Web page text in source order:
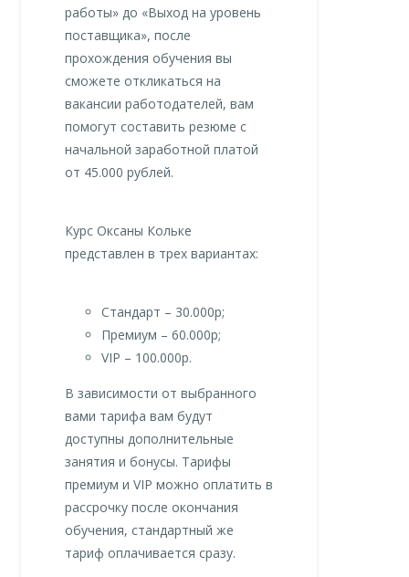
работы» до «Выход на уровень
поставщика», после
прохождения обучения вы
сможете откликаться на
вакансии работодателей, вам
помогут составить резюме с
начальной заработной платой
от 45.000 рублей.
Курс Оксаны Кольке
представлен в трех вариантах:
Стандарт – 30.000р;
Премиум – 60.000р;
VIP – 100.000р.
В зависимости от выбранного
вами тарифа вам будут
доступны дополнительные
занятия и бонусы. Тарифы
премиум и VIP можно оплатить в
рассрочку после окончания
обучения, стандартный же
тариф оплачивается сразу.